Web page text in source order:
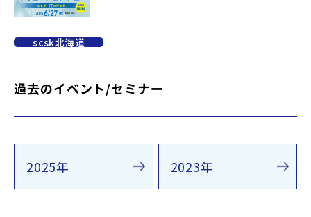
scsk北海道
過去のイベント/セミナー
2025年 2023年